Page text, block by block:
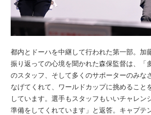
都内とドーハを中継して行われた第一部。加
振り返っての心境を聞かれた森保監督は、「
のスタッフ、そして多くのサポーターのみな
なげてくれて、ワールドカップに挑めること
しています。選手もスタッフもいいチャレン
準備をしてくれています」と返答。キャプテ